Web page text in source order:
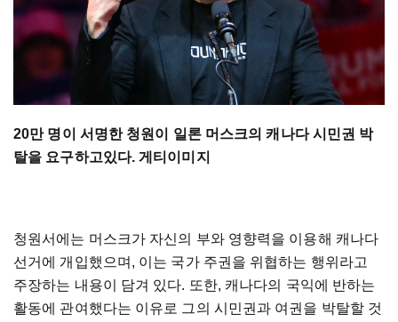
20만 명이 서명한 청원이 일론 머스크의 캐나다 시민권 박
탈을 요구하고있다.게티이미지
청원서에는 머스크가 자신의 부와 영향력을 이용해 캐나다
선거에 개입했으며, 이는 국가 주권을 위협하는 행위라고
주장하는 내용이 담겨 있다. 또한, 캐나다의 국익에 반하는
활동에 관여했다는 이유로 그의 시민권과 여권을 박탈할 것